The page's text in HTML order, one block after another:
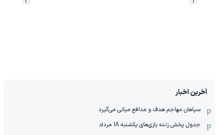
آخرین اخبار
سپاهان مهاجم هدف و مدافع میانی می‌گیرد
جدول پخش زنده بازی‌های یکشنبه 18 مرداد